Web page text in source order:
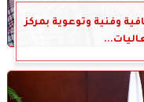
وفنية وتوعوية بمركز